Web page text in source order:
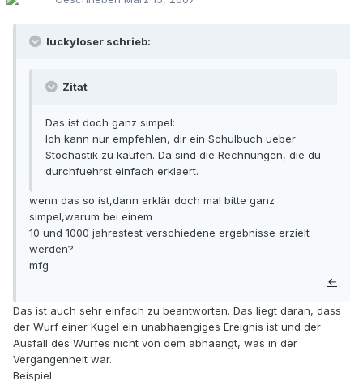
luckyloser schrieb:
Zitat
Das ist doch ganz simpel:
Ich kann nur empfehlen, dir ein Schulbuch ueber
Stochastik zu kaufen. Da sind die Rechnungen, die du
durchfuehrst einfach erklaert.
wenn das so ist,dann erklär doch mal bitte ganz
simpel,warum bei einem
10 und 1000 jahrestest verschiedene ergebnisse erzielt
werden?
mfg
←
Das ist auch sehr einfach zu beantworten. Das liegt daran, dass
der Wurf einer Kugel ein unabhaengiges Ereignis ist und der
Ausfall des Wurfes nicht von dem abhaengt, was in der
Vergangenheit war.
Beispiel: